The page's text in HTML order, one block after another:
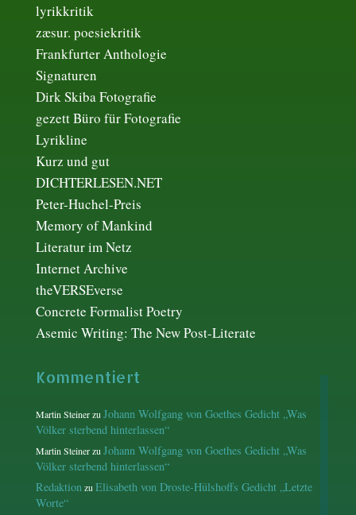
lyrikkritik
zæsur. poesiekritik
Frankfurter Anthologie
Signaturen
Dirk Skiba Fotografie
gezett Büro für Fotografie
Lyrikline
Kurz und gut
DICHTERLESEN.NET
Peter-Huchel-Preis
Memory of Mankind
Literatur im Netz
Internet Archive
theVERSEverse
Concrete Formalist Poetry
Asemic Writing: The New Post-Literate
Kommentiert
Martin SteinerzuJohann Wolfgang von Goethes Gedicht „Was
Völker sterbend hinterlassen“
Martin SteinerzuJohann Wolfgang von Goethes Gedicht „Was
Völker sterbend hinterlassen“
RedaktionzuElisabeth von Droste-Hülshoffs Gedicht „Letzte
Worte“